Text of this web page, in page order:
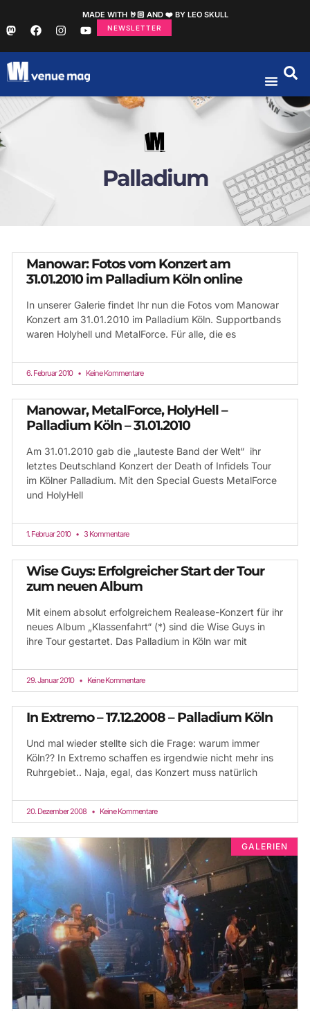
MADE WITH 🤘🏻 AND ❤️ BY LEO SKULL
NEWSLETTER
Palladium
Manowar: Fotos vom Konzert am
31.01.2010 im Palladium Köln online
In unserer Galerie findet Ihr nun die Fotos vom Manowar
Konzert am 31.01.2010 im Palladium Köln. Supportbands
waren Holyhell und MetalForce. Für alle, die es
6. Februar 2010 Keine Kommentare
Manowar, MetalForce, HolyHell –
Palladium Köln – 31.01.2010
Am 31.01.2010 gab die „lauteste Band der Welt“ ihr
letztes Deutschland Konzert der Death of Infidels Tour
im Kölner Palladium. Mit den Special Guests MetalForce
und HolyHell
1. Februar 2010 3 Kommentare
Wise Guys: Erfolgreicher Start der Tour
zum neuen Album
Mit einem absolut erfolgreichem Realease-Konzert für ihr
neues Album „Klassenfahrt“ (*) sind die Wise Guys in
ihre Tour gestartet. Das Palladium in Köln war mit
29. Januar 2010 Keine Kommentare
In Extremo – 17.12.2008 – Palladium Köln
Und mal wieder stellte sich die Frage: warum immer
Köln?? In Extremo schaffen es irgendwie nicht mehr ins
Ruhrgebiet.. Naja, egal, das Konzert muss natürlich
20. Dezember 2008 Keine Kommentare
GALERIEN